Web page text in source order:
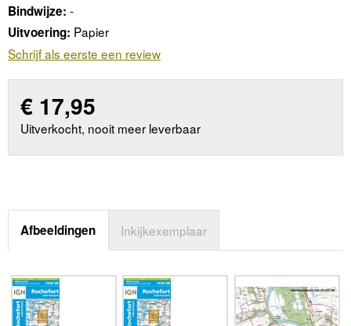
Bindwijze: -
Uitvoering: Papier
Schrijf als eerste een review
€ 17,95
Uitverkocht, nooit meer leverbaar
Afbeeldingen Inkijkexemplaar